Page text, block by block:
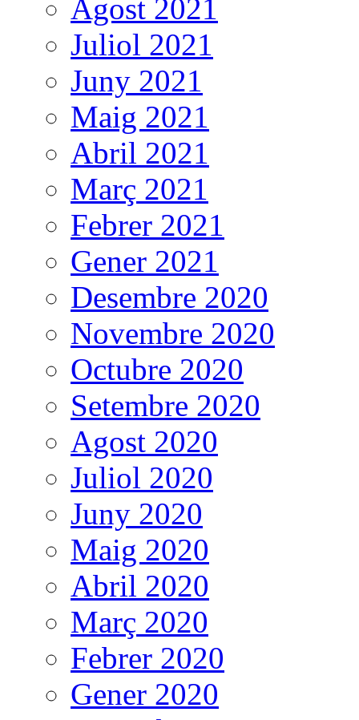
Agost 2021
Juliol 2021
Juny 2021
Maig 2021
Abril 2021
Març 2021
Febrer 2021
Gener 2021
Desembre 2020
Novembre 2020
Octubre 2020
Setembre 2020
Agost 2020
Juliol 2020
Juny 2020
Maig 2020
Abril 2020
Març 2020
Febrer 2020
Gener 2020